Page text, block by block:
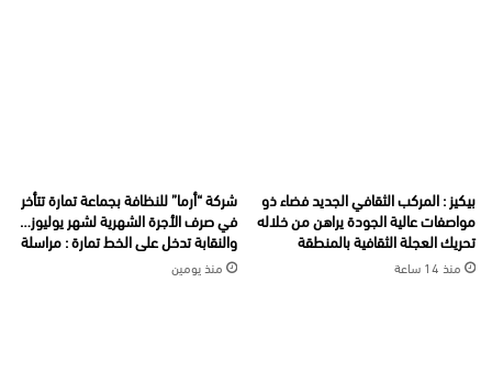
بيكيز : المركب الثقافي الجديد فضاء ذو
مواصفات عالية الجودة يراهن من خلاله
تحريك العجلة الثقافية بالمنطقة
منذ 14 ساعة
شركة “أرما” للنظافة بجماعة تمارة تتأخر
في صرف الأجرة الشهرية لشهر يوليوز…
والنقابة تدخل على الخط تمارة : مراسلة
منذ يومين